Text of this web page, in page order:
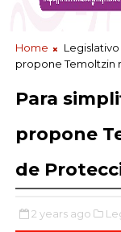
Home Legislativo
propone Temoltzin
Para
propone
de
2 years ago